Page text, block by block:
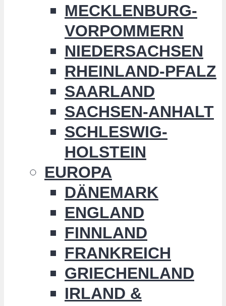
MECKLENBURG-
VORPOMMERN
NIEDERSACHSEN
RHEINLAND-PFALZ
SAARLAND
SACHSEN-ANHALT
SCHLESWIG-
HOLSTEIN
EUROPA
DÄNEMARK
ENGLAND
FINNLAND
FRANKREICH
GRIECHENLAND
IRLAND &